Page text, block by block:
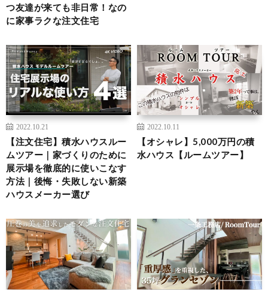
つ友達が来ても非日常！なの
に家事ラクな注文住宅
2022.10.21
【注文住宅】積水ハウスルー
ムツアー｜家づくりのために
展示場を徹底的に使いこなす
方法｜後悔・失敗しない新築
ハウスメーカー選び
2022.10.11
【オシャレ】5,000万円の積
水ハウス【ルームツアー】